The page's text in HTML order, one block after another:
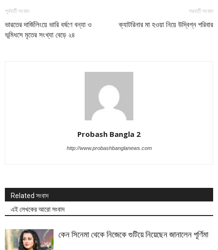
পূর্ববর্তী সংবাদ
ভারতের দার্জিলিংয়ে ভারি বর্ষণে বন্যা ও
ভূমিধসে মৃতের সংখ্যা বেড়ে ২৪
পরবর্তী সংবাদ
ক্যাটরিনার মা হওয়া নিয়ে উদ্বিগ্ন পরিবার
Probash Bangla 2
http://www.probashbanglanews.com
Related সংবাদ
এই লেখকের আরো সংবাদ
কেন সিনেমা থেকে নিজেকে গুটিয়ে নিয়েছেন জানালেন পূর্ণিমা